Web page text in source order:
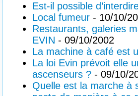
Est-il possible
Local fumeur - 10/10/
Restaurants, galeries
EVIN - 09/10/2002
La machine à café est
La loi Evin prévoit elle
ascenseurs ? - 09/10/
Quelle est la marche à